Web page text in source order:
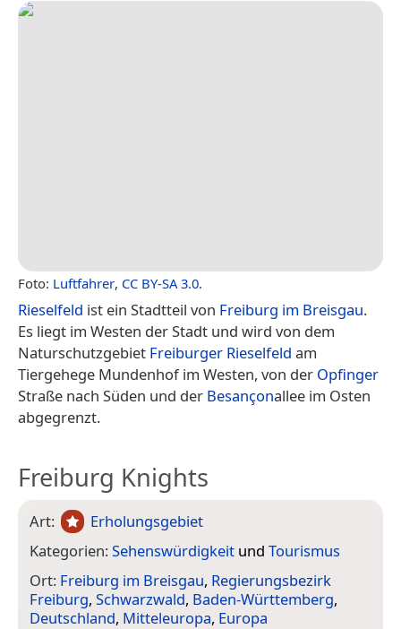
Foto: Luftfahrer, CC BY-SA 3.0.
Rieselfeld ist ein Stadtteil von Freiburg im Breisgau.
Es liegt im Westen der Stadt und wird von dem
Naturschutzgebiet Freiburger Rieselfeld am
Tiergehege Mundenhof im Westen, von der Opfinger
Straße nach Süden und der Besançonallee im Osten
abgegrenzt.
Freiburg Knights
Art:
Erholungsgebiet
Kategorien:Sehenswürdigkeit und Tourismus
Ort: Freiburg im Breisgau, Regierungsbezirk
Freiburg, Schwarzwald, Baden-Württemberg,
Deutschland, Mitteleuropa, Europa